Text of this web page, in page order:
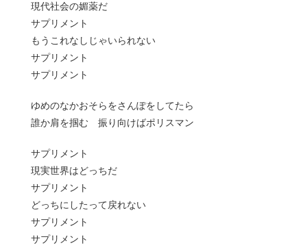
現代社会の媚薬だ
サプリメント
もうこれなしじゃいられない
サプリメント
サプリメント
ゆめのなかおそらをさんぽをしてたら
誰か肩を掴む 振り向けばポリスマン
サプリメント
現実世界はどっちだ
サプリメント
どっちにしたって戻れない
サプリメント
サプリメント